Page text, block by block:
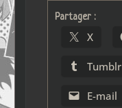
Partager :
X
Tumblr
E-mail